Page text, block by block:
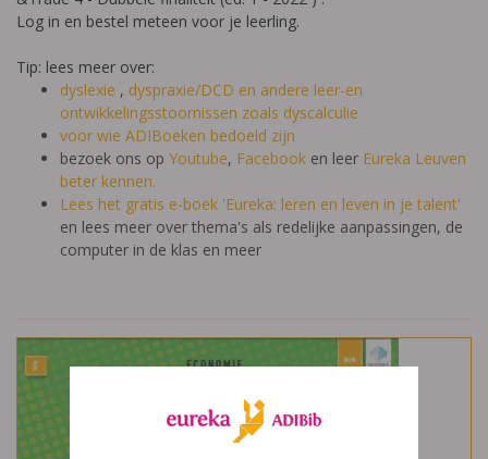
Log in en bestel meteen voor je leerling.
Tip: lees meer over:
dyslexie , dyspraxie/DCD en andere leer-en
ontwikkelingsstoornissen zoals dyscalculie
voor wie ADIBoeken bedoeld zijn
bezoek ons op Youtube, Facebook en leer Eureka Leuven
beter kennen.
Lees het gratis e-boek 'Eureka: leren en leven in je talent'
en lees meer over thema's als redelijke aanpassingen, de
computer in de klas en meer